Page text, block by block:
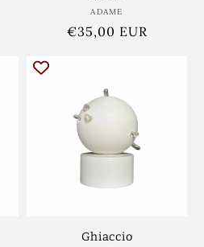
Ponudnik:
ADAME
Redna
€35,00 EUR
Ghiaccio